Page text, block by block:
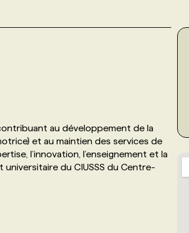
au développement de la
et au maintien des services de
l’innovation, l’enseignement et la
du CIUSSS du Centre-